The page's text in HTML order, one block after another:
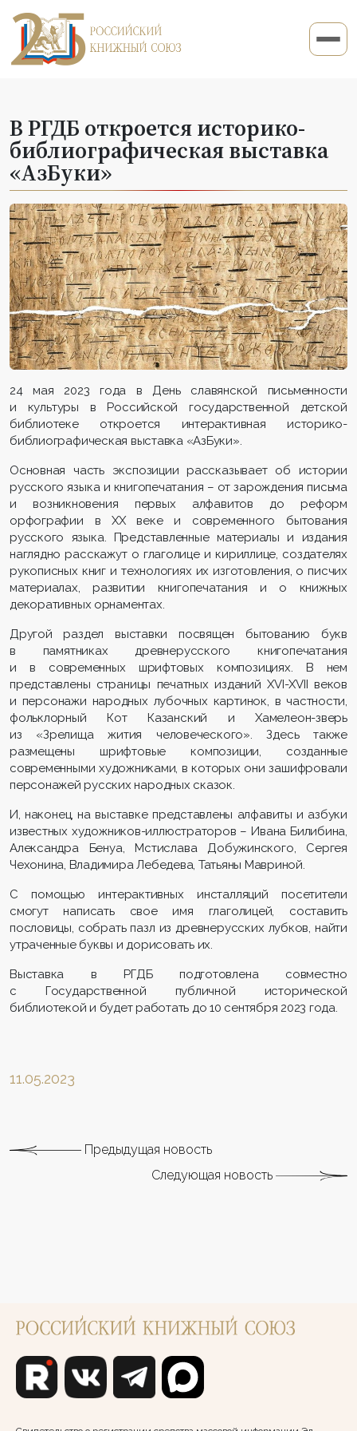
В РГДБ откроется историко-
библиографическая выставка
«АзБуки»
24 мая 2023 года в День славянской письменности
и культуры в Российской государственной детской
библиотеке откроется интерактивная историко-
библиографическая выставка «АзБуки».
Основная часть экспозиции рассказывает об истории
русского языка и книгопечатания – от зарождения письма
и возникновения первых алфавитов до реформ
орфографии в XX веке и современного бытования
русского языка. Представленные материалы и издания
наглядно расскажут о глаголице и кириллице, создателях
рукописных книг и технологиях их изготовления, о писчих
материалах, развитии книгопечатания и о книжных
декоративных орнаментах.
Другой раздел выставки посвящен бытованию букв
в памятниках древнерусского книгопечатания
и в современных шрифтовых композициях. В нем
представлены страницы печатных изданий XVI-XVII веков
и персонажи народных лубочных картинок, в частности,
фольклорный Кот Казанский и Хамелеон-зверь
из «Зрелища жития человеческого». Здесь также
размещены шрифтовые композиции, созданные
современными художниками, в которых они зашифровали
персонажей русских народных сказок.
И, наконец, на выставке представлены алфавиты и азбуки
известных художников-иллюстраторов – Ивана Билибина,
Александра Бенуа, Мстислава Добужинского, Сергея
Чехонина, Владимира Лебедева, Татьяны Мавриной.
С помощью интерактивных инсталляций посетители
смогут написать свое имя глаголицей, составить
пословицы, собрать пазл из древнерусских лубков, найти
утраченные буквы и дорисовать их.
Выставка в РГДБ подготовлена совместно
с Государственной публичной исторической
библиотекой и будет работать до 10 сентября 2023 года.
11.05.2023
Предыдущая новость
Следующая новость